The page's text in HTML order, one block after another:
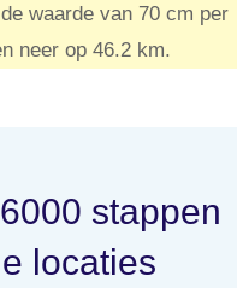
waarde van 70 cm per
neer op 46.2 km.
stappen
locaties